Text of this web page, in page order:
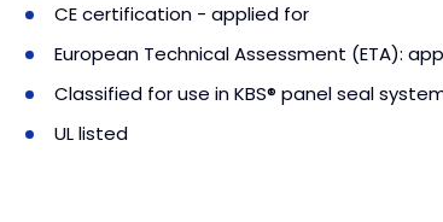
CE certification - applied for
European Technical Assessment (ETA):
Classified for use in KBS® panel seal
UL listed